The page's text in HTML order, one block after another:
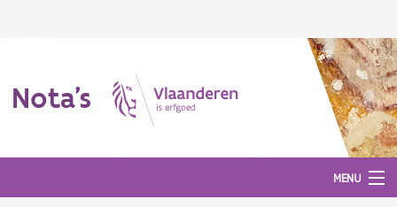
Nota's
MENU